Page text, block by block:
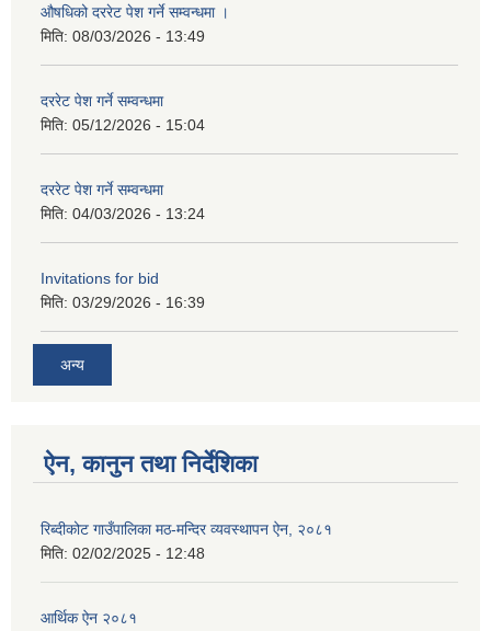
औषधिको दररेट पेश गर्ने सम्वन्धमा ।
मिति: 08/03/2026 - 13:49
दररेट पेश गर्ने सम्वन्धमा
मिति: 05/12/2026 - 15:04
दररेट पेश गर्ने सम्वन्धमा
मिति: 04/03/2026 - 13:24
Invitations for bid
मिति: 03/29/2026 - 16:39
अन्य
ऐन, कानुन तथा निर्देशिका
रिब्दीकोट गाउँपालिका मठ-मन्दिर व्यवस्थापन ऐन, २०८१
मिति: 02/02/2025 - 12:48
आर्थिक ऐन २०८१